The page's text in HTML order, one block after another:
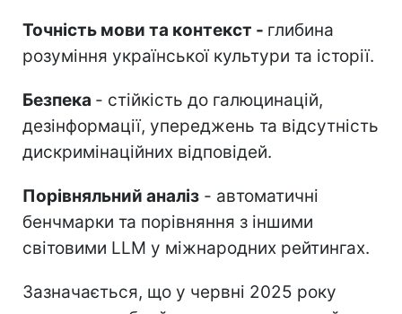
Точність мови та контекст - глибина
розуміння української культури та історії.
Безпека - стійкість до галюцинацій,
дезінформації, упереджень та відсутність
дискримінаційних відповідей.
Порівняльний аналіз - автоматичні
бенчмарки та порівняння з іншими
світовими LLM у міжнародних рейтингах.
Зазначається, що у червні 2025 року